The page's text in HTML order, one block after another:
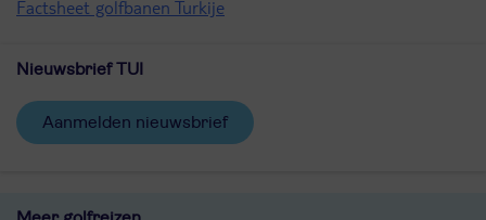
Factsheet golfbanen Turkije
Nieuwsbrief TUI
aanmelden nieuwsbrief